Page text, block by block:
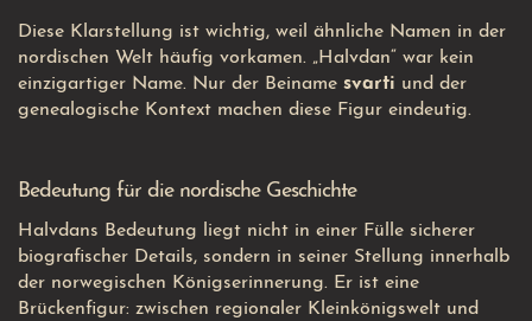
Diese Klarstellung ist wichtig, weil ähnliche Namen in der
nordischen Welt häufig vorkamen. „Halvdan“ war kein
einzigartiger Name. Nur der Beiname svarti und der
genealogische Kontext machen diese Figur eindeutig.
Bedeutung für die nordische Geschichte
Halvdans Bedeutung liegt nicht in einer Fülle sicherer
biografischer Details, sondern in seiner Stellung innerhalb
der norwegischen Königserinnerung. Er ist eine
Brückenfigur: zwischen regionaler Kleinkönigswelt und